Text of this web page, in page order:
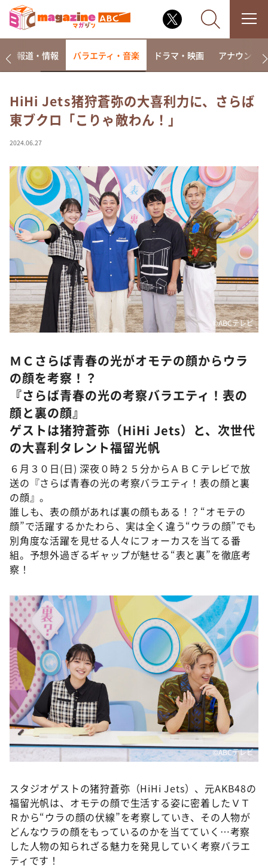
なるみ・岡村の過ぎるTV
相席食堂
～人生密着トークバラエティ！～ やすとものいたっ
て真剣です
探偵！ナイトスクープ
news おかえり
河合＆A.B.C-Z塚田×福井アナ「なんでやねん！？」
（news おかえり）
DAIGOも台所 ～きょうの献立 何にする？～
本日はダイアンなり！シーズン２
朝だ！生です旅サラダ
教えて！ニュースライブ 正義のミカタ
ＬＩＦＥ～夢のカタチ～
新婚さんいらっしゃい！
ポツンと一軒家
ザキ山小屋本館
ぺこぱのまるスポ
報道・情報 バラエティ・音楽 ドラマ・映画 アナウンサー
HiHi Jets猪狩蒼弥の大喜利力に、さらば
東ブクロ「こりゃ敵わん！」
2024.06.27
©ABCテレビ
ＭＣさらば青春の光がオモテの顔からウラ
の顔を考察！？
『さらば青春の光の考察バラエティ！表の
顔と裏の顔』
ゲストは猪狩蒼弥（HiHi Jets）と、次世代
の大喜利タレント福留光帆
６月３０日(日) 深夜０時２５分からＡＢＣテレビで放
送の『さらば青春の光の考察バラエティ！表の顔と裏
の顔』。
誰しも、表の顔があれば裏の顔もある！？“オモテの
顔”で活躍するかたわら、実は全く違う“ウラの顔”でも
別角度な活躍を見せる人々にフォーカスを当てる番
組。予想外過ぎるギャップが魅せる“表と裏”を徹底考
察！
©ABCテレビ
スタジオゲストの猪狩蒼弥（HiHi Jets）、元AKB48の
福留光帆は、オモテの顔で生活する姿に密着したＶＴ
Ｒから“ウラの顔の伏線”を考察していき、その人物が
どんなウラの顔をもっているのかを当てていく…考察
した人物の知られざる魅力を発見していく考察バラエ
ティです！